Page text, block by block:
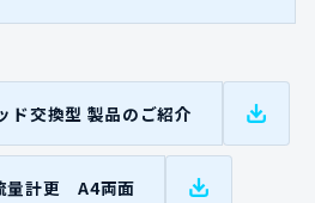
ド交換型 製品のご紹介
量計更 A4両面